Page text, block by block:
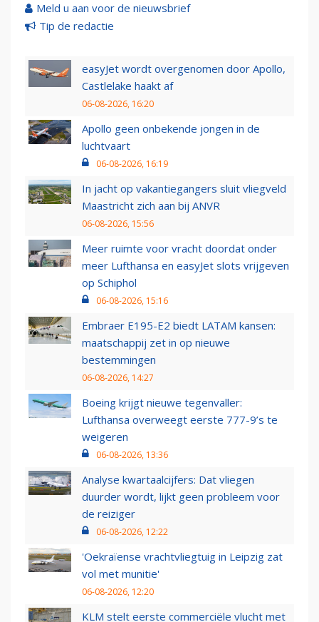
Meld u aan voor de nieuwsbrief
Tip de redactie
easyJet wordt overgenomen door Apollo,
Castlelake haakt af
06-08-2026, 16:20
Apollo geen onbekende jongen in de
luchtvaart
06-08-2026, 16:19
In jacht op vakantiegangers sluit vliegveld
Maastricht zich aan bij ANVR
06-08-2026, 15:56
Meer ruimte voor vracht doordat onder
meer Lufthansa en easyJet slots vrijgeven
op Schiphol
06-08-2026, 15:16
Embraer E195-E2 biedt LATAM kansen:
maatschappij zet in op nieuwe
bestemmingen
06-08-2026, 14:27
Boeing krijgt nieuwe tegenvaller:
Lufthansa overweegt eerste 777-9’s te
weigeren
06-08-2026, 13:36
Analyse kwartaalcijfers: Dat vliegen
duurder wordt, lijkt geen probleem voor
de reiziger
06-08-2026, 12:22
'Oekraïense vrachtvliegtuig in Leipzig zat
vol met munitie'
06-08-2026, 12:20
KLM stelt eerste commerciële vlucht met